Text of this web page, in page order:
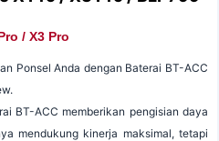
/ X3 Pro
Ponsel Anda dengan Baterai BT-ACC
BT-ACC memberikan pengisian daya
mendukung kinerja maksimal, tetapi